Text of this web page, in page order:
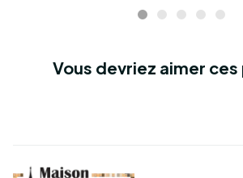
Vous devriez aimer